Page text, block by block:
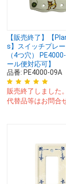
【販売終了】【
s】スイッチプレー
（4つ穴）
ール便対応可】
品番: PE4000-09A
販売終了しました。
代替品等はお問合